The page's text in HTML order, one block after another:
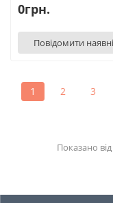
0грн.
Повідомити
1 2 3
Показано